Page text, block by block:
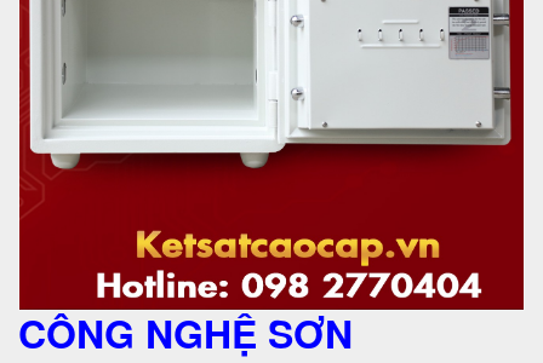
CÔNG NGHỆ SƠN